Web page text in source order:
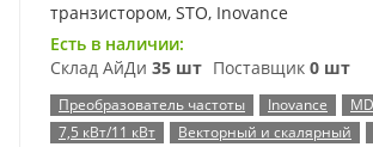
транзистором, STO, Inovance
Есть в наличии:
Склад АйДи 35 шт Поставщик 0 шт
Преобразователь частоты Inovance
7,5 кВт/11 кВт
Векторный и скалярный